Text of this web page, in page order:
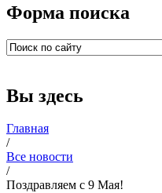
Форма поиска
Вы здесь
Главная
/
Все новости
/
Поздравляем с 9 Мая!